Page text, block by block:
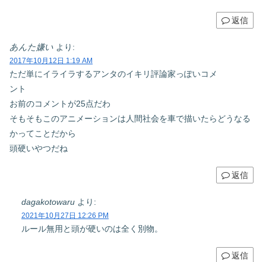
返信
あんた嫌い より:
2017年10月12日 1:19 AM
ただ単にイライラするアンタのイキリ評論家っぽいコメ
ント
お前のコメントが25点だわ
そもそもこのアニメーションは人間社会を車で描いたらどうなる
かってことだから
頭硬いやつだね
返信
dagakotowaru より:
2021年10月27日 12:26 PM
ルール無用と頭が硬いのは全く別物。
返信